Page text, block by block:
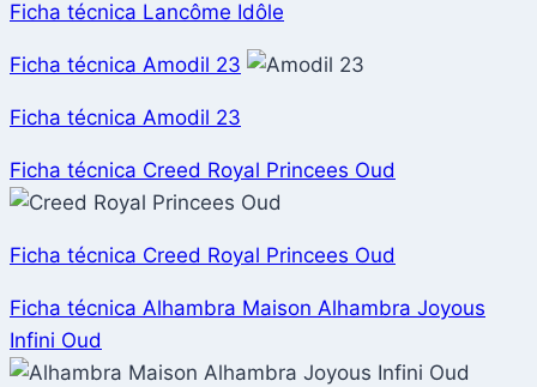
Ficha técnica Lancôme Idôle
Ficha técnica Amodil 23
Ficha técnica Amodil 23
Ficha técnica Creed Royal Princees Oud
Ficha técnica Creed Royal Princees Oud
Ficha técnica Alhambra Maison Alhambra Joyous
Infini Oud